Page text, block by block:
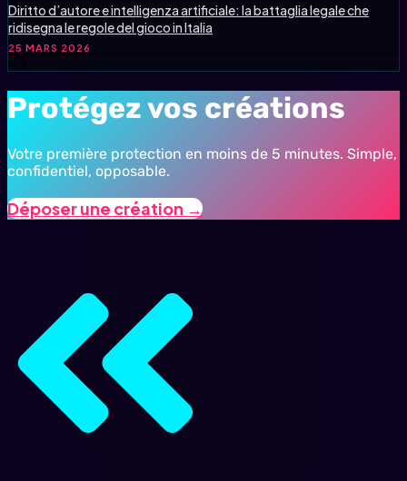
Diritto d’autore e intelligenza artificiale: la battaglia legale che
ridisegna le regole del gioco in Italia
25 MARS 2026
Protégez vos créations
Votre première protection en moins de 5 minutes. Simple,
confidentiel, opposable.
Déposer une création →